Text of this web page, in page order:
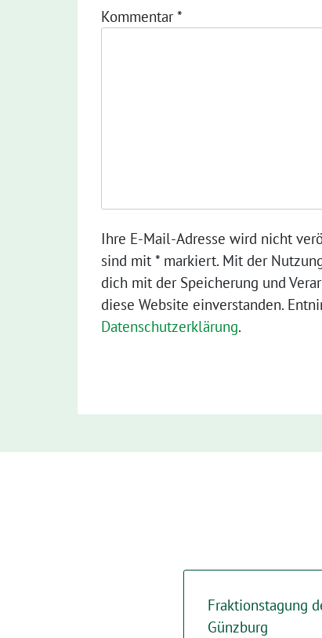
Kommentar*
Ihre E-Mail-Adresse wird nicht
sind mit * markiert. Mit der
dich mit der Speicherung und
diese Website einverstanden.
Datenschutzerklärung.
Fraktionstagung
Günzburg